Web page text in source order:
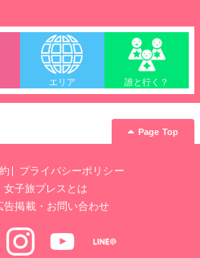
エリア 誰と行く？
Page Top
プライバシーポリシー
女子旅プレスとは
告掲載・お問い合わせ